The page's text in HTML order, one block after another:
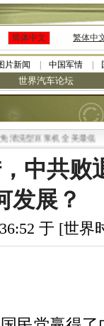
简体中文 繁体中
片新闻 中国军情
世界汽车论坛
浆机 全美最低
中共败
发展？
于 [世